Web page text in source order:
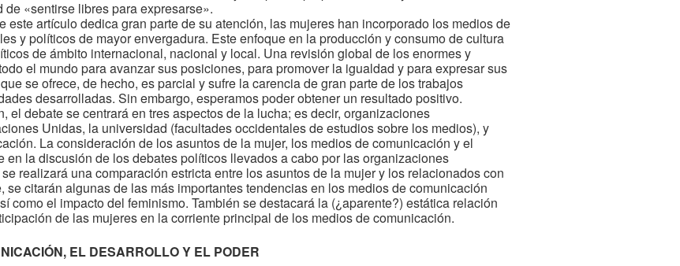
«sentirse libres para expresarse».
este artículo dedica gran parte de su atención, las mujeres han incorporado los medios de
y políticos de mayor envergadura. Este enfoque en la producción y consumo de cultura
de ámbito internacional, nacional y local. Una revisión global de los enormes y
el mundo para avanzar sus posiciones, para promover la igualdad y para expresar sus
se ofrece, de hecho, es parcial y sufre la carencia de gran parte de los trabajos
desarrolladas. Sin embargo, esperamos poder obtener un resultado positivo.
el debate se centrará en tres aspectos de la lucha; es decir, organizaciones
Unidas, la universidad (facultades occidentales de estudios sobre los medios), y
La consideración de los asuntos de la mujer, los medios de comunicación y el
en la discusión de los debates políticos llevados a cabo por las organizaciones
realizará una comparación estricta entre los asuntos de la mujer y los relacionados con
citarán algunas de las más importantes tendencias en los medios de comunicación
como el impacto del feminismo. También se destacará la (¿aparente?) estática relación
de las mujeres en la corriente principal de los medios de comunicación.
EL DESARROLLO Y EL PODER